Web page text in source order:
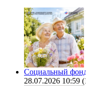
Социальный фонд
28.07.2026 10:59